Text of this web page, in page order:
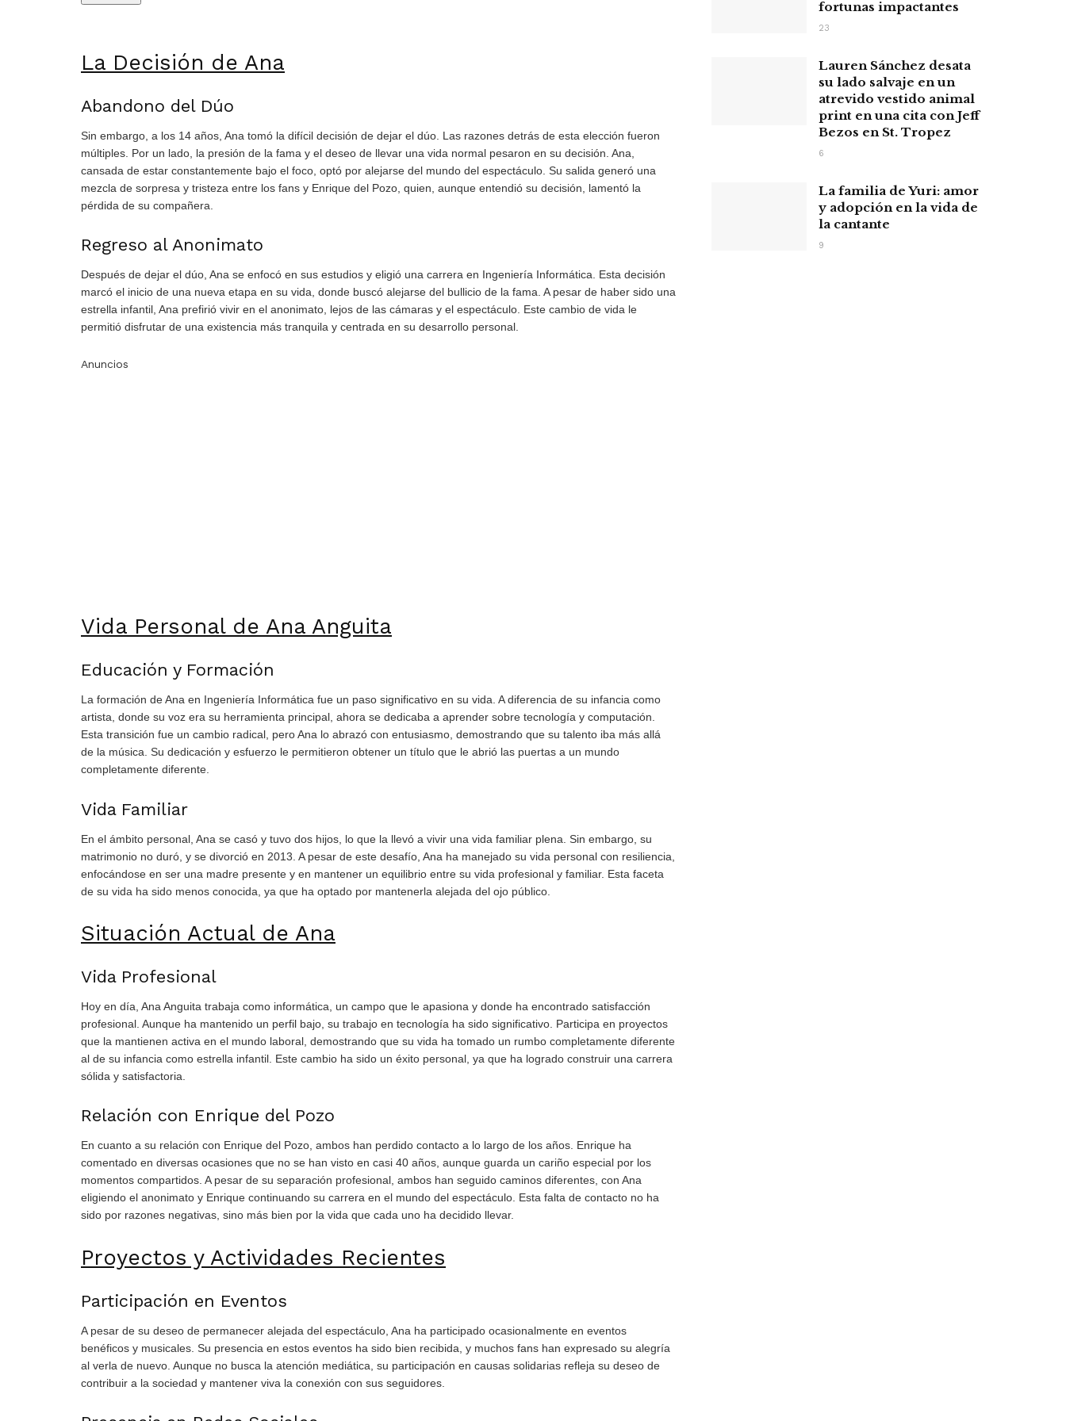
La Decisión de Ana
Abandono del Dúo
Sin embargo, a los 14 años, Ana tomó la difícil decisión de dejar el dúo. Las razones detrás de esta elección fueron
múltiples. Por un lado, la presión de la fama y el deseo de llevar una vida normal pesaron en su decisión. Ana,
cansada de estar constantemente bajo el foco, optó por alejarse del mundo del espectáculo. Su salida generó una
mezcla de sorpresa y tristeza entre los fans y Enrique del Pozo, quien, aunque entendió su decisión, lamentó la
pérdida de su compañera.
Regreso al Anonimato
Después de dejar el dúo, Ana se enfocó en sus estudios y eligió una carrera en Ingeniería Informática. Esta decisión
marcó el inicio de una nueva etapa en su vida, donde buscó alejarse del bullicio de la fama. A pesar de haber sido una
estrella infantil, Ana prefirió vivir en el anonimato, lejos de las cámaras y el espectáculo. Este cambio de vida le
permitió disfrutar de una existencia más tranquila y centrada en su desarrollo personal.
Anuncios
Vida Personal de Ana Anguita
Educación y Formación
La formación de Ana en Ingeniería Informática fue un paso significativo en su vida. A diferencia de su infancia como
artista, donde su voz era su herramienta principal, ahora se dedicaba a aprender sobre tecnología y computación.
Esta transición fue un cambio radical, pero Ana lo abrazó con entusiasmo, demostrando que su talento iba más allá
de la música. Su dedicación y esfuerzo le permitieron obtener un título que le abrió las puertas a un mundo
completamente diferente.
Vida Familiar
En el ámbito personal, Ana se casó y tuvo dos hijos, lo que la llevó a vivir una vida familiar plena. Sin embargo, su
matrimonio no duró, y se divorció en 2013. A pesar de este desafío, Ana ha manejado su vida personal con resiliencia,
enfocándose en ser una madre presente y en mantener un equilibrio entre su vida profesional y familiar. Esta faceta
de su vida ha sido menos conocida, ya que ha optado por mantenerla alejada del ojo público.
Situación Actual de Ana
Vida Profesional
Hoy en día, Ana Anguita trabaja como informática, un campo que le apasiona y donde ha encontrado satisfacción
profesional. Aunque ha mantenido un perfil bajo, su trabajo en tecnología ha sido significativo. Participa en proyectos
que la mantienen activa en el mundo laboral, demostrando que su vida ha tomado un rumbo completamente diferente
al de su infancia como estrella infantil. Este cambio ha sido un éxito personal, ya que ha logrado construir una carrera
sólida y satisfactoria.
Relación con Enrique del Pozo
En cuanto a su relación con Enrique del Pozo, ambos han perdido contacto a lo largo de los años. Enrique ha
comentado en diversas ocasiones que no se han visto en casi 40 años, aunque guarda un cariño especial por los
momentos compartidos. A pesar de su separación profesional, ambos han seguido caminos diferentes, con Ana
eligiendo el anonimato y Enrique continuando su carrera en el mundo del espectáculo. Esta falta de contacto no ha
sido por razones negativas, sino más bien por la vida que cada uno ha decidido llevar.
Proyectos y Actividades Recientes
Participación en Eventos
A pesar de su deseo de permanecer alejada del espectáculo, Ana ha participado ocasionalmente en eventos
benéficos y musicales. Su presencia en estos eventos ha sido bien recibida, y muchos fans han expresado su alegría
al verla de nuevo. Aunque no busca la atención mediática, su participación en causas solidarias refleja su deseo de
contribuir a la sociedad y mantener viva la conexión con sus seguidores.
fortunas impactantes
23
Lauren Sánchez desata
su lado salvaje en un
atrevido vestido animal
print en una cita con Jeff
Bezos en St. Tropez
6
La familia de Yuri: amor
y adopción en la vida de
la cantante
9